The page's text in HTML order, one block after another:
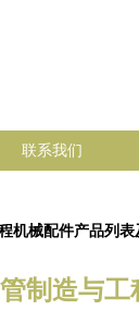
联系我们
机械配件产品列
制造与